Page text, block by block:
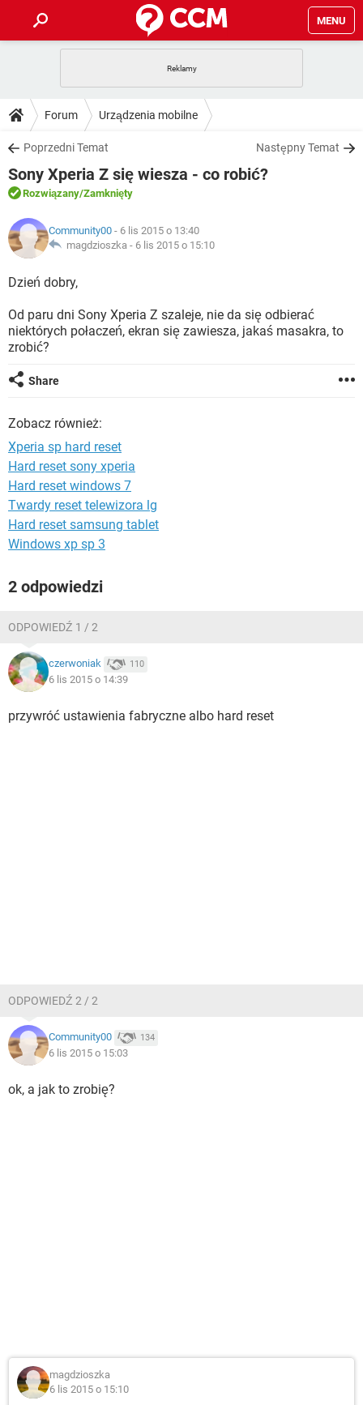
MENU
GRY WHATSAPP
SPOTIFY
INSTAGRAM FACEBOOK
WINDOWS 10
PORADY
PlayStation TIKTOK
SPOTIFY
INSTAGRAM
WINDOWS 10
DO POBRANIA
ANDROID TIKTOK
GRY
IOS NETFLIX
INSTAGRAM
WINDOWS 10
FORUM
COVID-19
GRY WHATSAPP
WINDOWS 10
ARTYKUŁY
COVID-19
GRY
SPOTIFY NETFLIX
INSTAGRAM FACEBOOK
Forum Urządzenia mobilne
Poprzedni Temat Następny Temat
Sony Xperia Z się wiesza - co robić?
Rozwiązany/Zamknięty
Community00 - 6 lis 2015 o 13:40
magdzioszka - 6 lis 2015 o 15:10
Dzień dobry,
Od paru dni Sony Xperia Z szaleje, nie da się odbierać
niektórych połaczeń, ekran się zawiesza, jakaś masakra, to
zrobić?
Share
Zobacz również:
Xperia sp hard reset
Hard reset sony xperia
Hard reset windows 7
Twardy reset telewizora lg
Hard reset samsung tablet
Windows xp sp 3
2 odpowiedzi
ODPOWIEDŹ 1 / 2
czerwoniak 110
6 lis 2015 o 14:39
przywróć ustawienia fabryczne albo hard reset
ODPOWIEDŹ 2 / 2
Community00 134
6 lis 2015 o 15:03
ok, a jak to zrobię?
magdzioszka
6 lis 2015 o 15:10